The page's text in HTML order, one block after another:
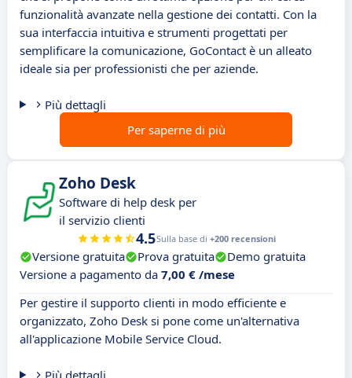
funzionalità avanzate nella gestione dei contatti. Con la
sua interfaccia intuitiva e strumenti progettati per
semplificare la comunicazione, GoContact è un alleato
ideale sia per professionisti che per aziende.
Più dettagli
Per saperne di più
Zoho Desk
Software di help desk per
il servizio clienti
4.5Sulla base di +200 recensioni
Versione gratuita Prova gratuita
Demo gratuita
Versione a pagamento da 7,00 € /mese
Per gestire il supporto clienti in modo efficiente e
organizzato, Zoho Desk si pone come un'alternativa
all'applicazione Mobile Service Cloud.